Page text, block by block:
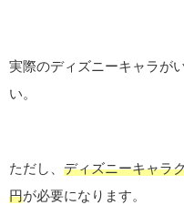
実際のディズニーキャラが
い。
ただし、 ディズニーキャラ
円が必要になります。